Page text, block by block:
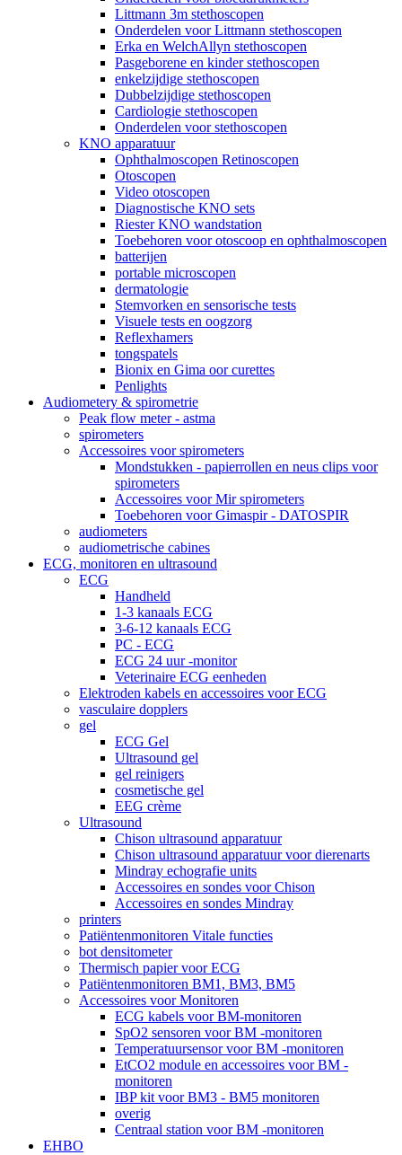
Littmann 3m stethoscopen
Onderdelen voor Littmann stethoscopen
Erka en WelchAllyn stethoscopen
Pasgeborene en kinder stethoscopen
enkelzijdige stethoscopen
Dubbelzijdige stethoscopen
Cardiologie stethoscopen
Onderdelen voor stethoscopen
KNO apparatuur
Ophthalmoscopen Retinoscopen
Otoscopen
Video otoscopen
Diagnostische KNO sets
Riester KNO wandstation
Toebehoren voor otoscoop en ophthalmoscopen
batterijen
portable microscopen
dermatologie
Stemvorken en sensorische tests
Visuele tests en oogzorg
Reflexhamers
tongspatels
Bionix en Gima oor curettes
Penlights
Audiometery & spirometrie
Peak flow meter - astma
spirometers
Accessoires voor spirometers
Mondstukken - papierrollen en neus clips voor
spirometers
Accessoires voor Mir spirometers
Toebehoren voor Gimaspir - DATOSPIR
audiometers
audiometrische cabines
ECG, monitoren en ultrasound
ECG
Handheld
1-3 kanaals ECG
3-6-12 kanaals ECG
PC - ECG
ECG 24 uur -monitor
Veterinaire ECG eenheden
Elektroden kabels en accessoires voor ECG
vasculaire dopplers
gel
ECG Gel
Ultrasound gel
gel reinigers
cosmetische gel
EEG crème
Ultrasound
Chison ultrasound apparatuur
Chison ultrasound apparatuur voor dierenarts
Mindray echografie units
Accessoires en sondes voor Chison
Accessoires en sondes Mindray
printers
Patiëntenmonitoren Vitale functies
bot densitometer
Thermisch papier voor ECG
Patiëntenmonitoren BM1, BM3, BM5
Accessoires voor Monitoren
ECG kabels voor BM-monitoren
SpO2 sensoren voor BM -monitoren
Temperatuursensor voor BM -monitoren
EtCO2 module en accessoires voor BM -
monitoren
IBP kit voor BM3 - BM5 monitoren
overig
Centraal station voor BM -monitoren
EHBO